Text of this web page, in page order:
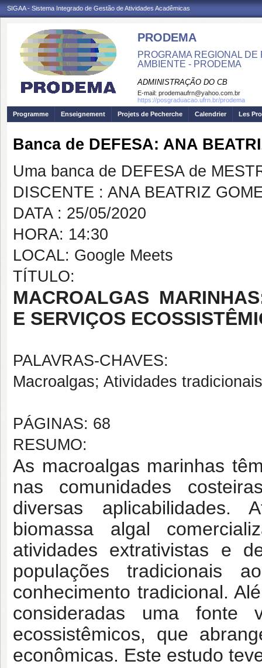
SIGAA - Sistema Integrado de Gestão de Atividades Acadêmicas
PRODEMA
PROGRAMA REGIONAL
AMBIENTE - PRODEMA
ADMINISTRAÇÃO DO CB
E-mail: prodemaufrn@yahoo.com.br
https://posgraduacao.ufrn.br/prodema
Programme
Enseignement Projets de Pecherche Calendrier Les
Banca de DEFESA: ANA
Uma banca de DEFESA de
DISCENTE : ANA BEATRIZ
DATA : 25/05/2020
HORA: 14:30
LOCAL: Google Meets
TÍTULO:
MACROALGAS
E SERVIÇOS
PALAVRAS-CHAVES:
Macroalgas; Atividades
PÁGINAS: 68
RESUMO:
As macroalgas marinhas
nas comunidades
diversas aplicabilidades.
biomassa algal
atividades extrativistas e
populações tradicionais
conhecimento tradicional.
consideradas uma
ecossistêmicos, que
econômicas. Este estudo